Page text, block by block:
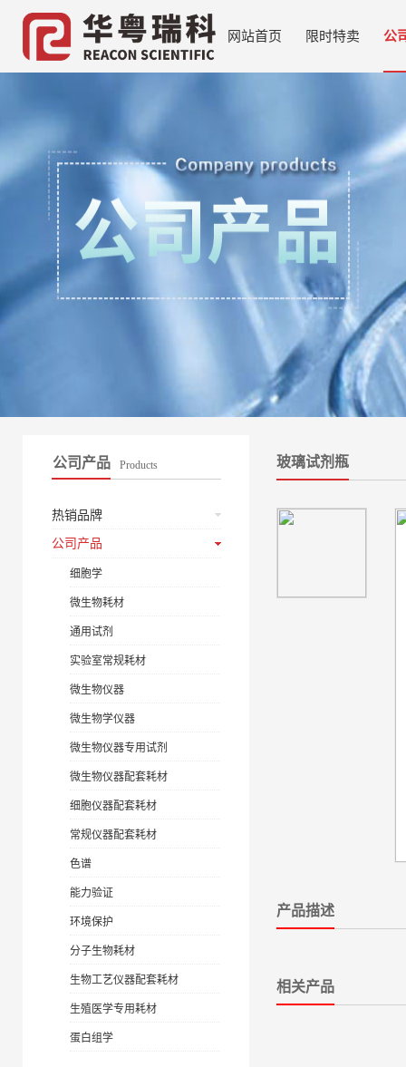
网站首页 限时特卖 公
公司产品 Products
热销品牌
公司产品
细胞学
微生物耗材
通用试剂
实验室常规耗材
微生物仪器
微生物学仪器
微生物仪器专用试剂
微生物仪器配套耗材
细胞仪器配套耗材
常规仪器配套耗材
色谱
能力验证
环境保护
分子生物耗材
生物工艺仪器配套耗材
生殖医学专用耗材
蛋白组学
玻璃试剂瓶
产品描述
相关产品